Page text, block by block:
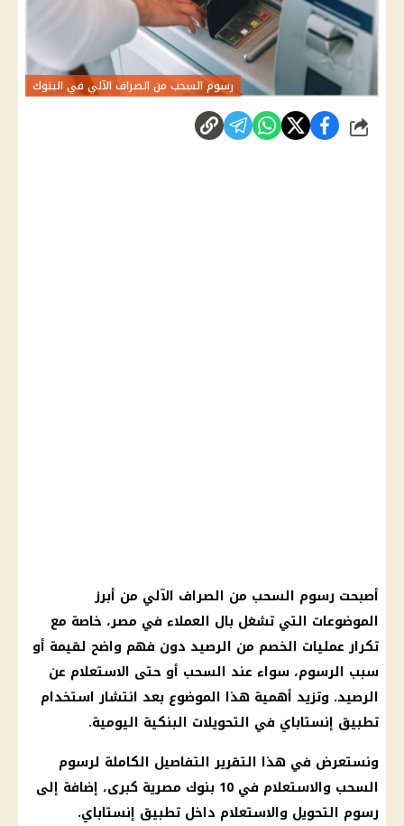
رسوم السحب من الصراف الآلي في البنوك
شارك
أصبحت رسوم السحب من الصراف الآلي من أبرز
الموضوعات التي تشغل بال العملاء في مصر، خاصة مع
تكرار عمليات الخصم من الرصيد دون فهم واضح لقيمة أو
سبب الرسوم، سواء عند السحب أو حتى الاستعلام عن
الرصيد. وتزيد أهمية هذا الموضوع بعد انتشار استخدام
تطبيق إنستاباي في التحويلات البنكية اليومية.
ونستعرض في هذا التقرير التفاصيل الكاملة لرسوم
السحب والاستعلام في 10
بنوك مصرية كبرى، إضافة إلى
رسوم التحويل والاستعلام داخل تطبيق إنستاباي.